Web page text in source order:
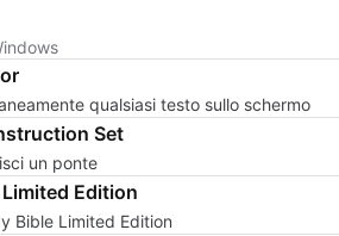
qualsiasi testo sullo schermo
Set
un ponte
Edition
Bible Limited Edition